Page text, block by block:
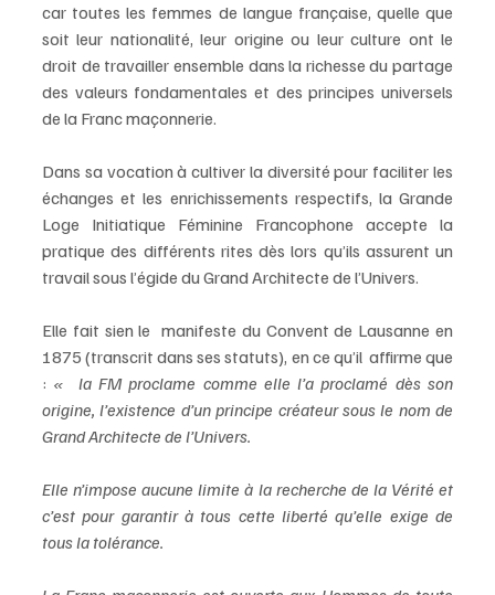
car toutes les femmes de langue française, quelle que
soit leur nationalité, leur origine ou leur culture ont le
droit de travailler ensemble dans la richesse du partage
des valeurs fondamentales et des principes universels
de la Franc maçonnerie.
Dans sa vocation à cultiver la diversité pour faciliter les
échanges et les enrichissements respectifs, la Grande
Loge Initiatique Féminine Francophone accepte la
pratique des différents rites dès lors qu’ils assurent un
travail sous l’égide du Grand Architecte de l’Univers.
Elle fait sien le  manifeste du Convent de Lausanne en
1875 (transcrit dans ses statuts), en ce qu’il  affirme que
: «
la FM proclame comme elle l’a proclamé dès son
origine, l’existence d’un principe créateur sous le nom de
Grand Architecte de l’Univers.
Elle n’impose aucune limite à la recherche de la Vérité et
c’est pour garantir à tous cette liberté qu’elle exige de
tous la tolérance.